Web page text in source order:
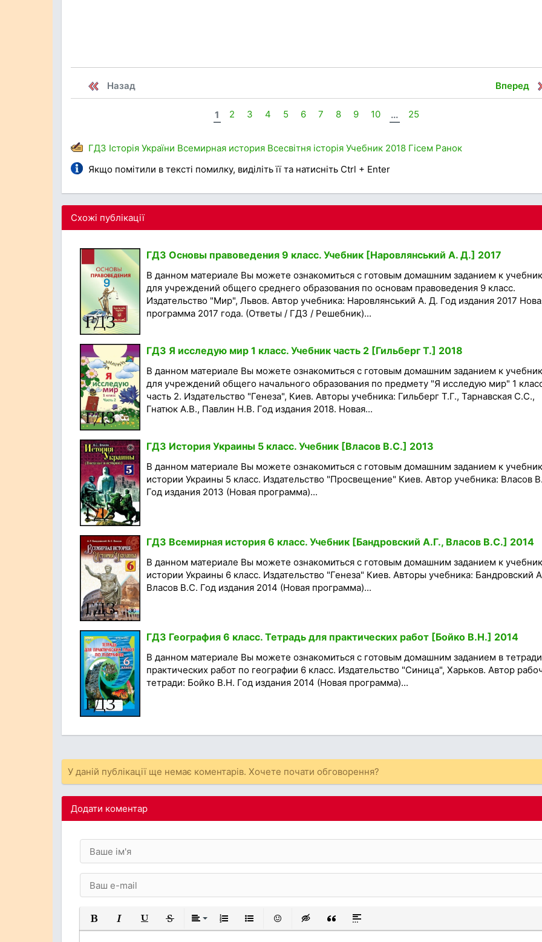
Назад Вперед
1 2 3 4 5 6 7 8 9 10 ... 25
ГДЗ Історія України Всемирная история Всесвітня історія Учебник 2018 Гісем Ранок
Якщо помітили в тексті помилку, виділіть її та натисніть Ctrl + Enter
Схожі публікації
ГДЗ Основы правоведения 9 класс. Учебник [Наровлянський А. Д.] 2017
В данном материале Вы можете ознакомиться с готовым домашним заданием к
для учреждений общего среднего образования по основам правоведения 9 класс.
Издательство "Мир", Львов. Автор учебника: Наровлянський А. Д. Год издания 2017
программа 2017 года. (Ответы / ГДЗ / Решебник)...
ГДЗ Я исследую мир 1 класс. Учебник часть 2 [Гильберг Т.] 2018
В данном материале Вы можете ознакомиться с готовым домашним заданием к
для учреждений общего начального образования по предмету "Я исследую мир" 1
часть 2. Издательство "Генеза", Киев. Авторы учебника: Гильберг Т.Г., Тарнавская С.С.,
Гнатюк А.В., Павлин Н.В. Год издания 2018. Новая...
ГДЗ История Украины 5 класс. Учебник [Власов В.С.] 2013
В данном материале Вы можете ознакомиться с готовым домашним заданием к
истории Украины 5 класс. Издательство "Просвещение" Киев. Автор учебника: Власов
Год издания 2013 (Новая программа)...
ГДЗ Всемирная история 6 класс. Учебник [Бандровский А.Г., Власов В.С.] 2014
В данном материале Вы можете ознакомиться с готовым домашним заданием к
истории Украины 6 класс. Издательство "Генеза" Киев. Авторы учебника: Бандровский
Власов В.С. Год издания 2014 (Новая программа)...
ГДЗ География 6 класс. Тетрадь для практических работ [Бойко В.Н.] 2014
В данном материале Вы можете ознакомиться с готовым домашним заданием в
практических работ по географии 6 класс. Издательство "Синица", Харьков. Автор
тетради: Бойко В.Н. Год издания 2014 (Новая программа)...
У даній публікації ще немає коментарів. Хочете почати обговорення?
Додати коментар
ЖирнийКурсивПідкреслений
ЗакресленийВирівнювання
Нумерований список
Маркований список
смайлиInsert hidden text
Insert QuoteInsert spoiler